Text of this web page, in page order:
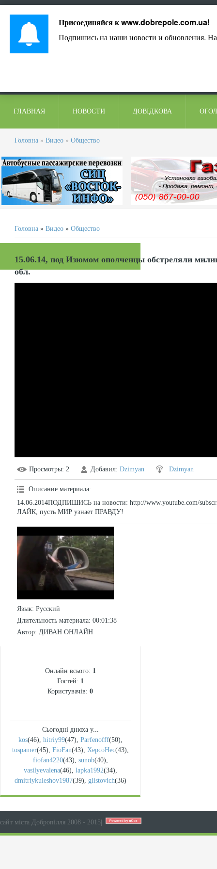
ГЛАВНАЯ НОВОСТИ ДОВІДКОВА
Головна » Видео » Общество
Головна » Видео » Общество
15.06.14, под Изюмом ополченцы обстреляли
обл.
Просмотры: 2 Добавил: Dzimyan Dzimyan
Описание материала:
14.06.2014ПОДПИШИСЬ на новости: http://www.youtube.com/
ЛАЙК, пусть МИР узнает ПРАВДУ!
Язык: Русский
Длительность материала: 00:01:38
Автор: ДИВАН ОНЛАЙН
Онлайн всього: 1
Гостей: 1
Користувачів: 0
Сьогодні днюха у...
kos(46), hitriy99(47), Parfenofff(50),
tospamer(45), FioFan(43), XepcoHec(43),
fiofan4220(43), sunob(40),
vasilyevalena(46), lapka1992(34),
dmitriykuleshov1987(39), glistovich(36)
сайт міста Добропілля 2008 - 2015
Присоединяйся кwww.dobrepole.com.ua!
Подпишись на наши новости и обновления.